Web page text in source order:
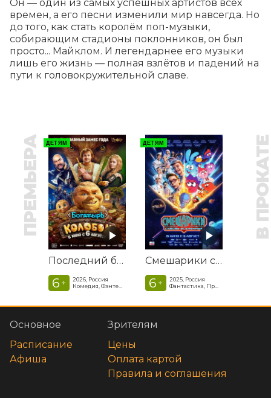
Он — один из самых успешных артистов всех
времен, а его песни изменили мир навсегда. Но
до того, как стать королём поп-музыки,
собирающим стадионы поклонников, он был
просто... Майклом. И легендарнее его музыки
лишь его жизнь — полная взлётов и падений на
пути к головокружительной славе.
ПРЕМЬЕРА ДЕТЯМ
Последний богатырь. Колобок
6 +
2026, Россия
Комедия, Фэнтези, Приключения
ДЕТЯМ
Смешарики сквозь вселенные
6 +
2025, Россия
Фантастика, Приключенческая комедия
В
Основное
Расписание
Афиша
Зрителям
Цены
Оплата картой
Правила и соглашения